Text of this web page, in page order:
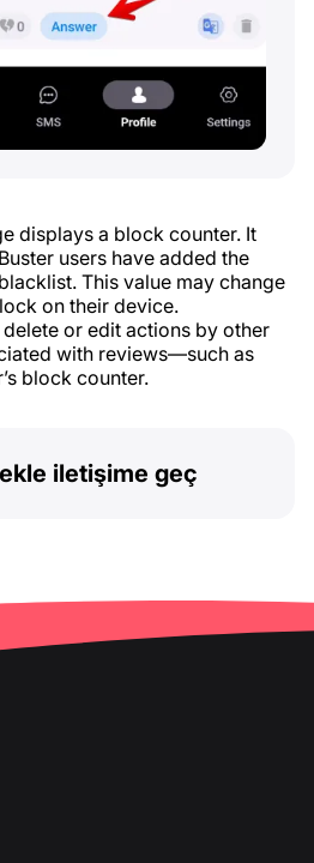
displays a block counter. It
users have added the
This value may change
on their device.
or edit actions by other
with reviews—such as
block counter.
iletişime geç